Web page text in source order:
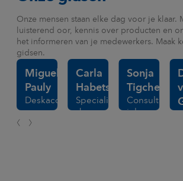
Onze mensen staan elke dag voor je klaar.
luisterend oor, kennis over producten en
het informeren van je medewerkers. Maak
gidsen.
Miguel
Pauly
Deskaccountmanager
Carla
Habets
Specialist
duurzame
Sonja
Tigchelaar
Consultant
inkomen